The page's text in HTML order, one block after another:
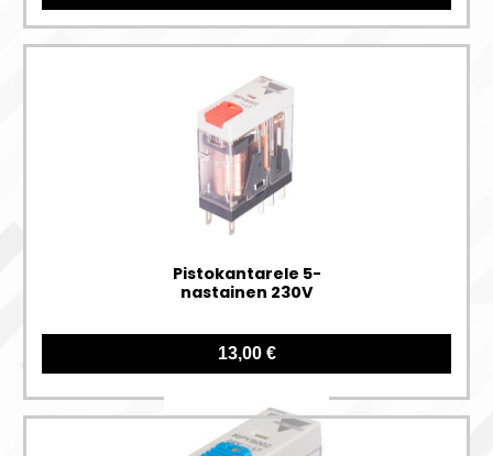
Pistokantarele 5-
nastainen 230V
13,00 €